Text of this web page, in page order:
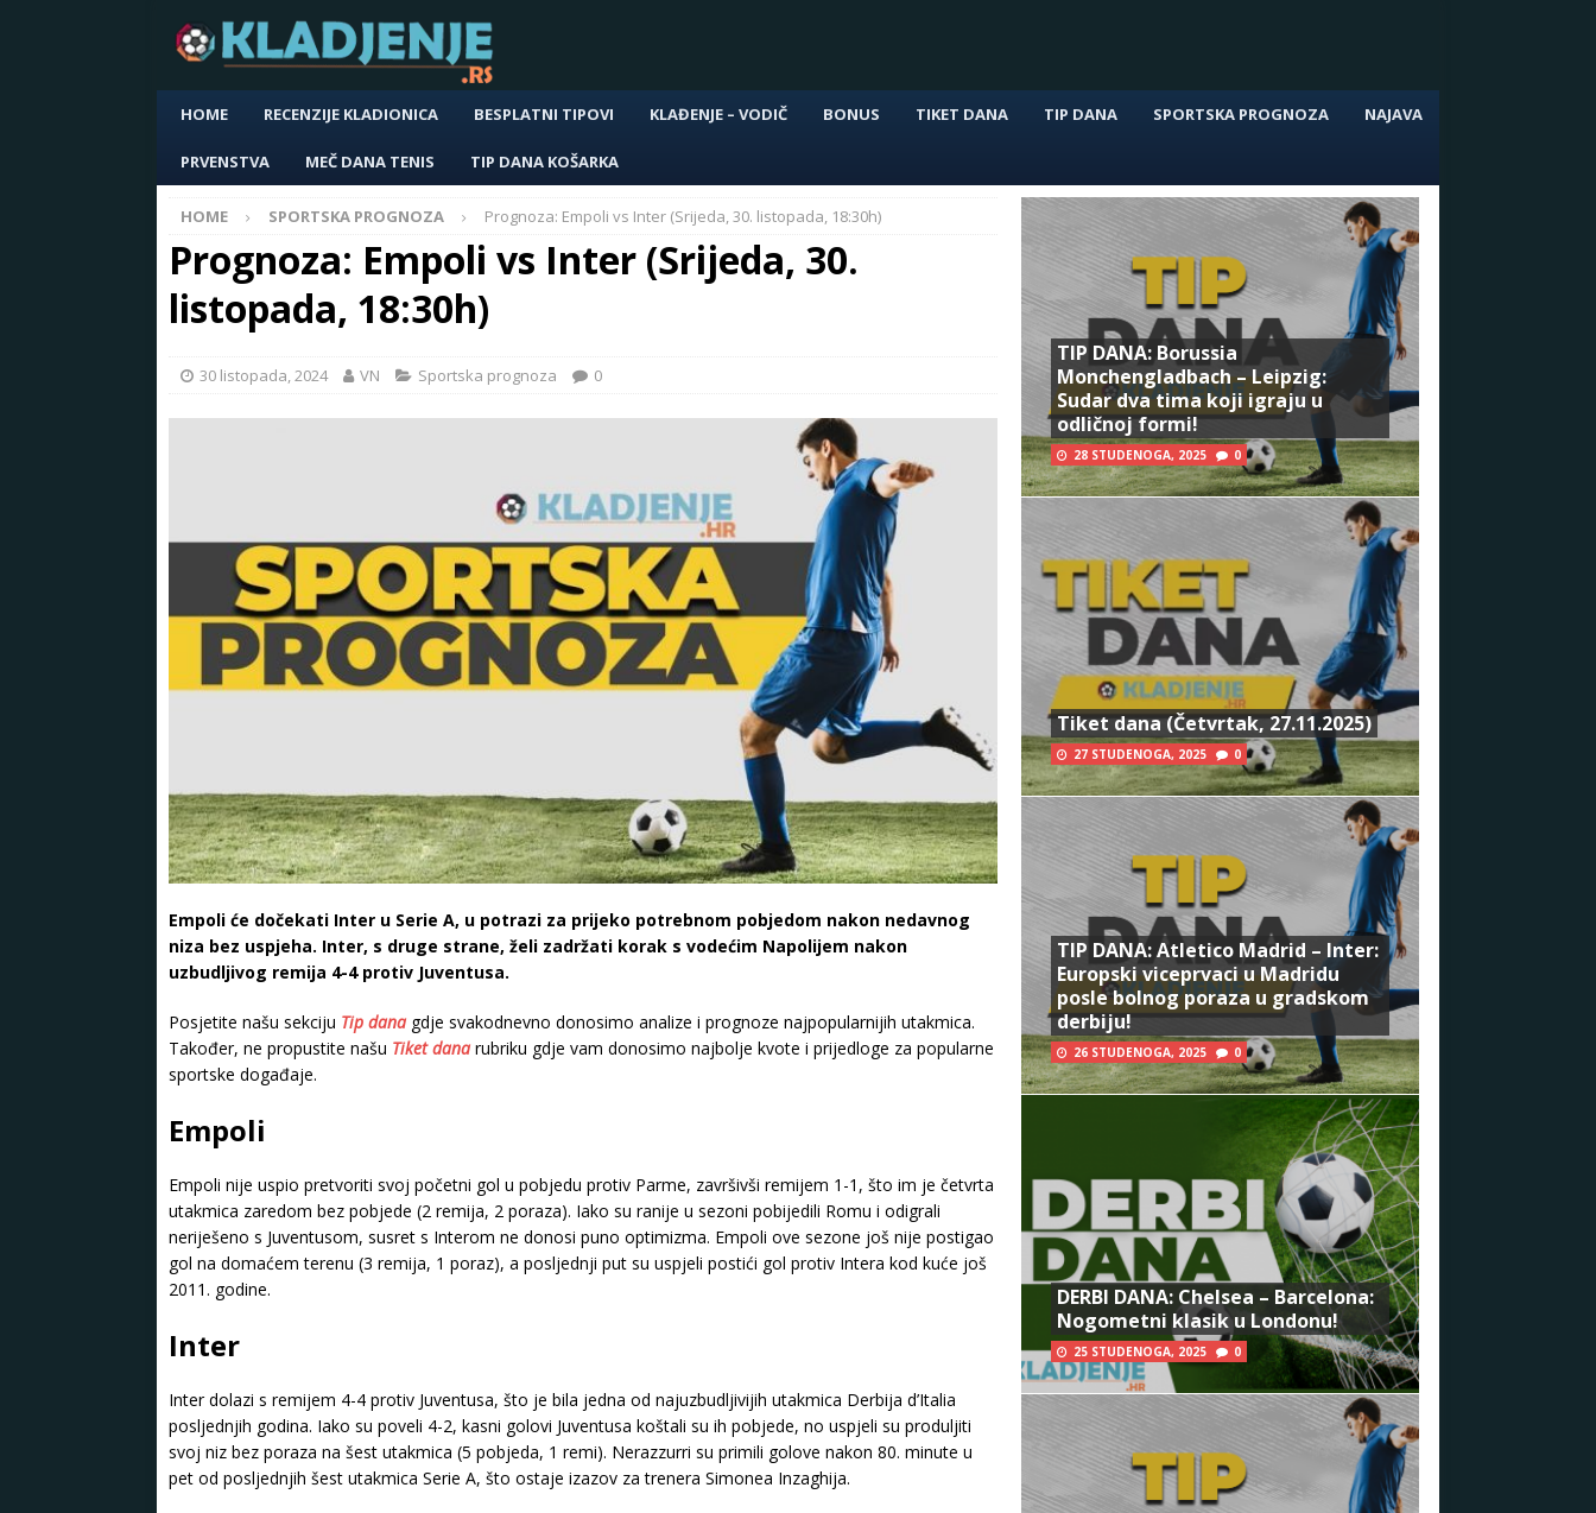
HOME RECENZIJE KLADIONICA BESPLATNI TIPOVI KLAĐENJE – VODIČ BONUS TIKET DANA TIP DANA SPORTSKA PROGNOZA NAJAVA
PRVENSTVA MEČ DANA TENIS TIP DANA KOŠARKA
HOME SPORTSKA PROGNOZA Prognoza: Empoli vs Inter (Srijeda, 30. listopada, 18:30h)
Prognoza: Empoli vs Inter (Srijeda, 30.
listopada, 18:30h)
30 listopada, 2024 VN Sportska prognoza 0
Empoli će dočekati Inter u Serie A, u potrazi za prijeko potrebnom pobjedom nakon nedavnog
niza bez uspjeha. Inter, s druge strane, želi zadržati korak s vodećim Napolijem nakon
uzbudljivog remija 4-4 protiv Juventusa.
Posjetite našu sekciju Tip dana gdje svakodnevno donosimo analize i prognoze najpopularnijih utakmica.
Također, ne propustite našu Tiket dana rubriku gdje vam donosimo najbolje kvote i prijedloge za popularne
sportske događaje.
Empoli
Empoli nije uspio pretvoriti svoj početni gol u pobjedu protiv Parme, završivši remijem 1-1, što im je četvrta
utakmica zaredom bez pobjede (2 remija, 2 poraza). Iako su ranije u sezoni pobijedili Romu i odigrali
neriješeno s Juventusom, susret s Interom ne donosi puno optimizma. Empoli ove sezone još nije postigao
gol na domaćem terenu (3 remija, 1 poraz), a posljednji put su uspjeli postići gol protiv Intera kod kuće još
2011. godine.
Inter
Inter dolazi s remijem 4-4 protiv Juventusa, što je bila jedna od najuzbudljivijih utakmica Derbija d’Italia
posljednjih godina. Iako su poveli 4-2, kasni golovi Juventusa koštali su ih pobjede, no uspjeli su produljiti
svoj niz bez poraza na šest utakmica (5 pobjeda, 1 remi). Nerazzurri su primili golove nakon 80. minute u
pet od posljednjih šest utakmica Serie A, što ostaje izazov za trenera Simonea Inzaghija.
TIP DANA: Borussia
Monchengladbach – Leipzig:
Sudar dva tima koji igraju u
odličnoj formi!
28 STUDENOGA, 2025 0
Tiket dana (Četvrtak, 27.11.2025)
27 STUDENOGA, 2025 0
TIP DANA: Atletico Madrid – Inter:
Europski viceprvaci u Madridu
posle bolnog poraza u gradskom
derbiju!
26 STUDENOGA, 2025 0
DERBI DANA: Chelsea – Barcelona:
Nogometni klasik u Londonu!
25 STUDENOGA, 2025 0